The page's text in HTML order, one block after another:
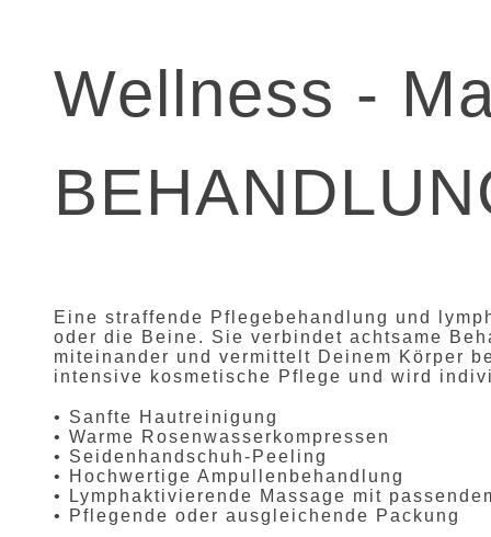
Wellness -
Eine straffende Pflegebehandlung und
oder die Beine. Sie verbindet achtsame
miteinander und vermittelt Deinem Körper
intensive kosmetische Pflege und wird
• Sanfte Hautreinigung
• Warme Rosenwasserkompressen
• Seidenhandschuh-Peeling
• Hochwertige Ampullenbehandlung
• Lymphaktivierende Massage mit
• Pflegende oder ausgleichende Packung